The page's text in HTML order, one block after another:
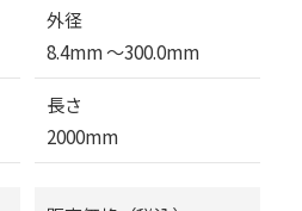
外径
8.4mm 〜300.0mm
長さ
2000mm